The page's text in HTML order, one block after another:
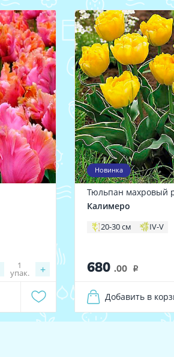
+
1
упак.
Новинка
Тюльпан махровый
Калимеро
20-30 см IV-V
680 .00 i
Добавить в